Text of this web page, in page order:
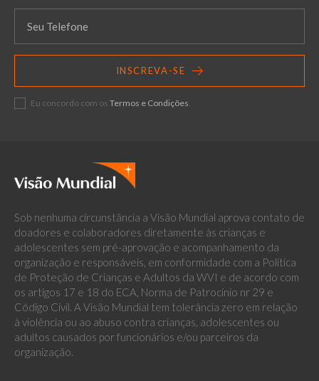
INSCREVA-SE
Eu concordo com os Termos e Condições
Sob nenhuma circunstância a Visão Mundial aprova contato de
doadores e colaboradores diretamente às crianças e
adolescentes sem pré-aprovação e acompanhamento da
organização e responsáveis, em conformidade com a Política
de Proteção de Crianças e Adultos da WVI e de acordo com
os artigos 17 e 18 do ECA, Norma de Patrocínio nr 29 e
Código Civil. A Visão Mundial tem tolerância zero em relação
à violência ou ao abuso contra crianças, adolescentes ou
adultos causados por funcionários e/ou parceiros da
organização.